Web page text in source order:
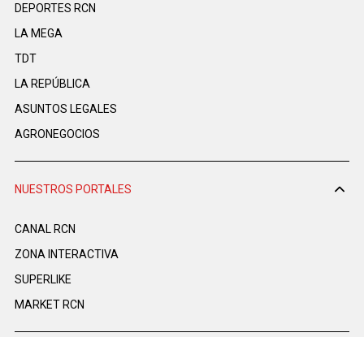
DEPORTES RCN
LA MEGA
TDT
LA REPÚBLICA
ASUNTOS LEGALES
AGRONEGOCIOS
NUESTROS PORTALES
CANAL RCN
ZONA INTERACTIVA
SUPERLIKE
MARKET RCN